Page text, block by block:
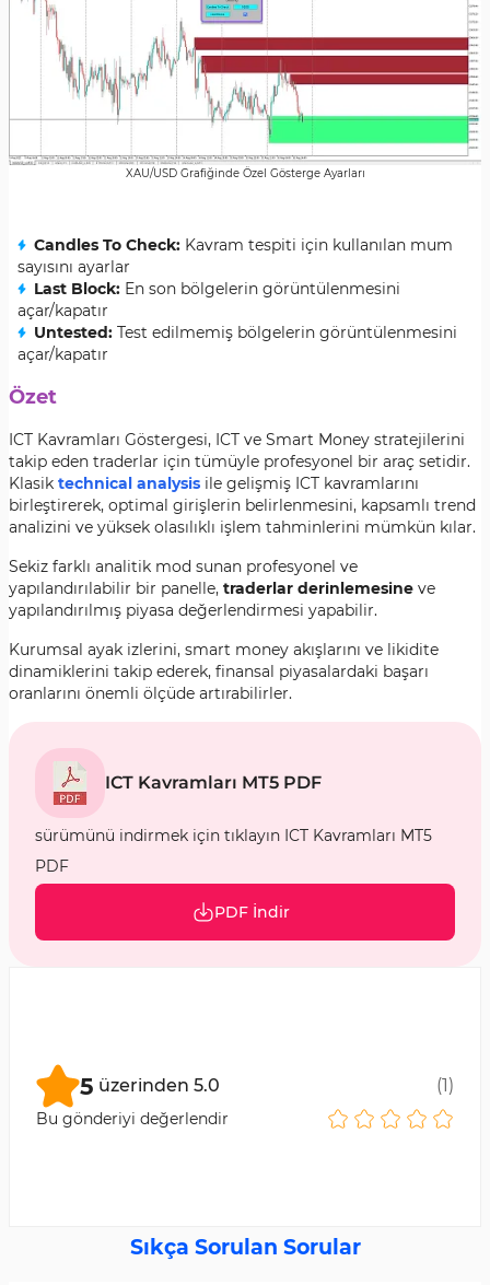
XAU/USD Grafiğinde Özel Gösterge Ayarları
Candles To Check: Kavram tespiti için kullanılan mum
sayısını ayarlar
Last Block: En son bölgelerin görüntülenmesini
açar/kapatır
Untested: Test edilmemiş bölgelerin görüntülenmesini
açar/kapatır
Özet
ICT Kavramları Göstergesi, ICT ve Smart Money stratejilerini
takip eden traderlar için tümüyle profesyonel bir araç setidir.
Klasik technical analysis ile gelişmiş ICT kavramlarını
birleştirerek, optimal girişlerin belirlenmesini, kapsamlı trend
analizini ve yüksek olasılıklı işlem tahminlerini mümkün kılar.
Sekiz farklı analitik mod sunan profesyonel ve
yapılandırılabilir bir panelle, traderlar derinlemesine ve
yapılandırılmış piyasa değerlendirmesi yapabilir.
Kurumsal ayak izlerini, smart money akışlarını ve likidite
dinamiklerini takip ederek, finansal piyasalardaki başarı
oranlarını önemli ölçüde artırabilirler.
ICT Kavramları MT5 PDF
sürümünü indirmek için tıklayın ICT Kavramları MT5
PDF
PDF İndir
5 üzerinden 5.0 (1)
Bu gönderiyi değerlendir
Sıkça Sorulan Sorular